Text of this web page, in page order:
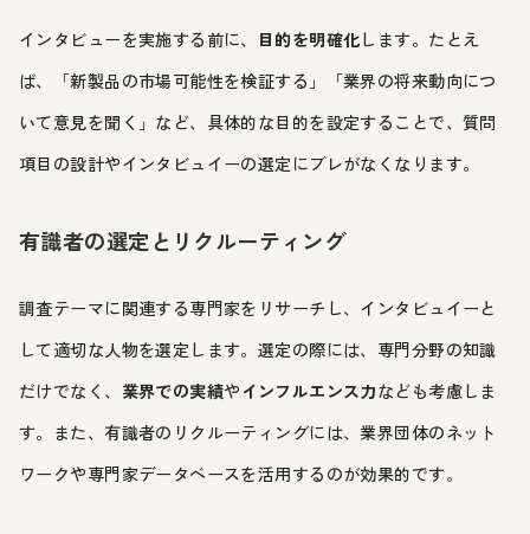
インタビューを実施する前に、 目的を明確化します。たとえ
ば、「新製品の市場可能性を検証する」「業界の将来動向につ
いて意見を聞く」など、具体的な目的を設定することで、質問
項目の設計やインタビュイーの選定にブレがなくなります。
有識者の選定とリクルーティング
調査テーマに関連する専門家をリサーチし、インタビュイーと
して適切な人物を選定します。選定の際には、専門分野の知識
だけでなく、 業界での実績や インフルエンス力なども考慮しま
す。また、有識者のリクルーティングには、業界団体のネット
ワークや専門家データベースを活用するのが効果的です。